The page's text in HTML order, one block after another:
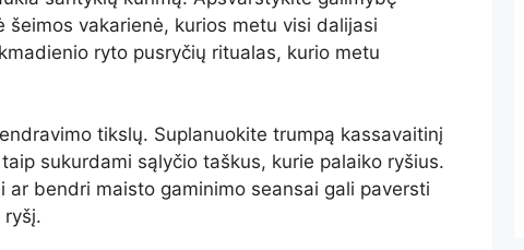
vakarienė, kurios metu visi dalijasi
ryto pusryčių ritualas, kurio metu
tikslų. Suplanuokite trumpą kassavaitinį
sukurdami sąlyčio taškus, kurie palaiko ryšius.
bendri maisto gaminimo seansai gali paversti
ryšį.